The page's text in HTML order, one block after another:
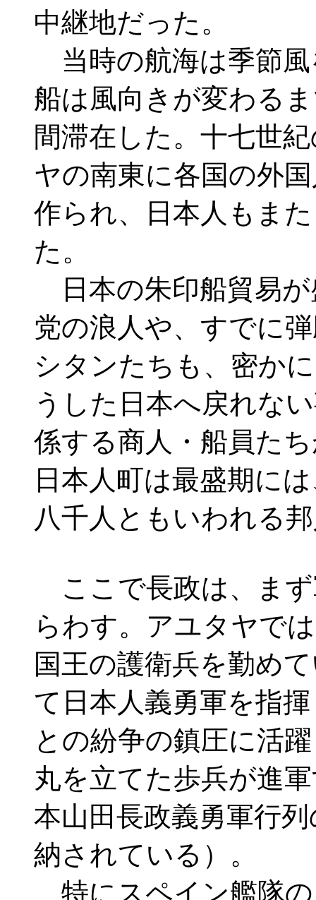
中継地だった。
当時の航海は季節
船は風向きが変わる
間滞在した。十七世
ヤの南東に各国の外
作られ、日本人もま
た。
日本の朱印船貿易が
党の浪人や、すでに
シタンたちも、密か
うした日本へ戻れな
係する商人・船員た
日本人町は最盛期に
八千人ともいわれる
ここで長政は、ま
らわす。アユタヤで
国王の護衛兵を勤め
て日本人義勇軍を指
との紛争の鎮圧に活
丸を立てた歩兵が進
本山田長政義勇軍行
納されている）。
特にスペイン艦隊